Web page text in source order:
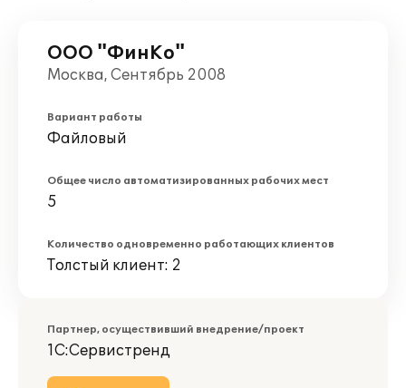
ООО "ФинКо"
Москва, Сентябрь 2008
Вариант работы
Файловый
Общее число автоматизированных рабочих мест
5
Количество одновременно работающих клиентов
Толстый клиент: 2
Партнер, осуществивший внедрение/проект
1С:Сервистренд